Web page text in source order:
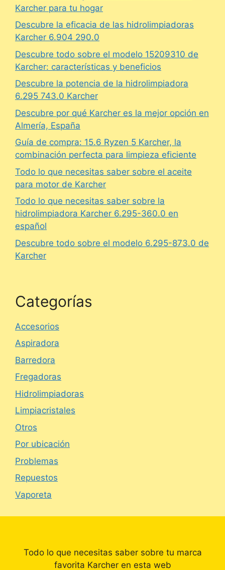
Karcher para tu hogar
Descubre la eficacia de las hidrolimpiadoras
Karcher 6.904 290.0
Descubre todo sobre el modelo 15209310 de
Karcher: características y beneficios
Descubre la potencia de la hidrolimpiadora
6.295 743.0 Karcher
Descubre por qué Karcher es la mejor opción en
Almería, España
Guía de compra: 15.6 Ryzen 5 Karcher, la
combinación perfecta para limpieza eficiente
Todo lo que necesitas saber sobre el aceite
para motor de Karcher
Todo lo que necesitas saber sobre la
hidrolimpiadora Karcher 6.295-360.0 en
español
Descubre todo sobre el modelo 6.295-873.0 de
Karcher
Categorías
Accesorios
Aspiradora
Barredora
Fregadoras
Hidrolimpiadoras
Limpiacristales
Otros
Por ubicación
Problemas
Repuestos
Vaporeta
Todo lo que necesitas saber sobre tu marca
favorita Karcher en esta web